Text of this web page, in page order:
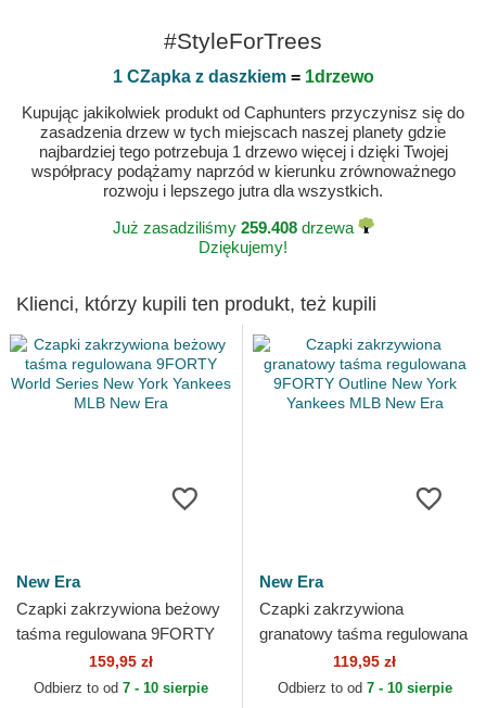
#StyleForTrees
1 CZapka z daszkiem= 1drzewo
Kupując jakikolwiek produkt od Caphunters przyczynisz się do
zasadzenia drzew w tych miejscach naszej planety gdzie
najbardziej tego potrzebuja 1 drzewo więcej i dzięki Twojej
współpracy podążamy naprzód w kierunku zrównoważnego
rozwoju i lepszego jutra dla wszystkich.
Już zasadziliśmy 259.408drzewa
Dziękujemy!
Klienci, którzy kupili ten produkt, też kupili
New Era
Czapki zakrzywiona beżowy
taśma regulowana 9FORTY
World Series New York
Yankees MLB New Era
159,95 zł
Odbierz to od 7 - 10 sierpie
New Era
Czapki zakrzywiona
granatowy taśma regulowana
9FORTY Outline New York
Yankees MLB New Era
119,95 zł
Odbierz to od 7 - 10 sierpie